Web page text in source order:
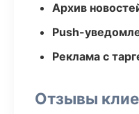
Архив
Push-
Реклама с
Отзывы